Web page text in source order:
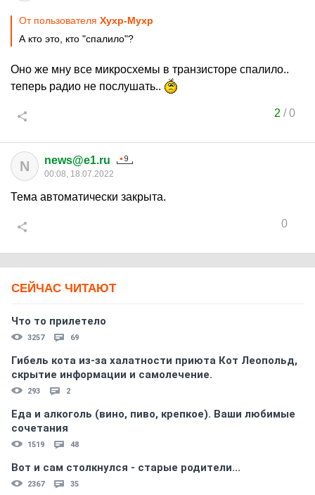
От пользователя Хухр-Мухр
А кто это, кто "спалило"?
Оно же мну все микросхемы в транзисторе спалило..
теперь радио не послушать..
2 /0
N news@e1.ru
00:08, 18.07.2022
Тема автоматически закрыта.
0
СЕЙЧАС ЧИТАЮТ
Что то прилетело
3257 69
Гибель кота из-за халатности приюта Кот Леопольд,
скрытиe информации и самолечение.
293 2
Еда и алкоголь (вино, пиво, крепкое). Ваши любимые
сочетания
1519 48
Вот и сам столкнулся - старые родители...
2367 35